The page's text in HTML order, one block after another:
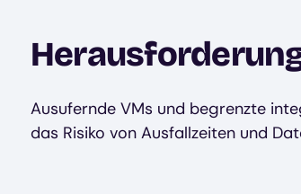
Ausufernde VMs und begrenzte
das Risiko von Ausfallzeiten und